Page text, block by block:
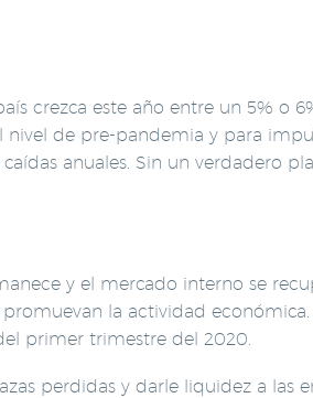
crezca este año entre un 5% o
nivel de pre-pandemia y para
anuales. Sin un verdadero
y el mercado interno se
la actividad económica.
primer trimestre del 2020.
perdidas y darle liquidez a las